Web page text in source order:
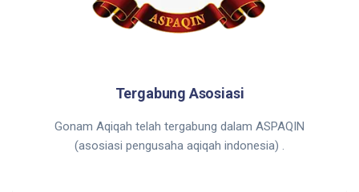
Tergabung Asosiasi
Gonam Aqiqah telah tergabung dalam ASPAQIN
(asosiasi pengusaha aqiqah indonesia) .